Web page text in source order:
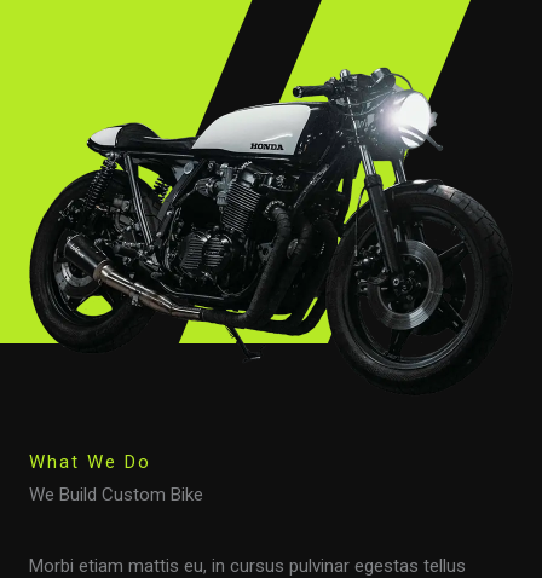
What We Do
We Build Custom Bike
Morbi etiam mattis eu, in cursus pulvinar egestas tellus